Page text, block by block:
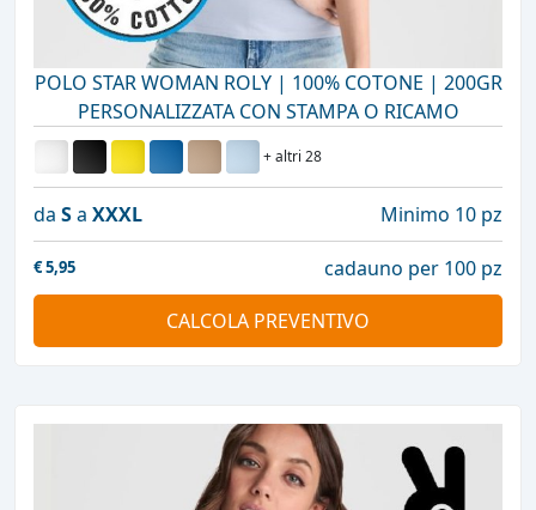
POLO STAR WOMAN ROLY | 100% COTONE | 200GR
PERSONALIZZATA CON STAMPA O RICAMO
+ altri 28
da Sa XXXL Minimo 10 pz
€5,95
cadauno per 100 pz
CALCOLA PREVENTIVO